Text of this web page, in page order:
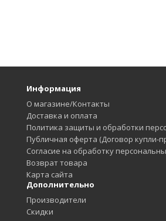
Информация
О магазине/Контакты
Доставка и оплата
Политика защиты и обработки
Публичная оферта (Договор купли-
Согласие на обработку
Возврат товара
Карта сайта
Дополнительно
Производители
Скидки